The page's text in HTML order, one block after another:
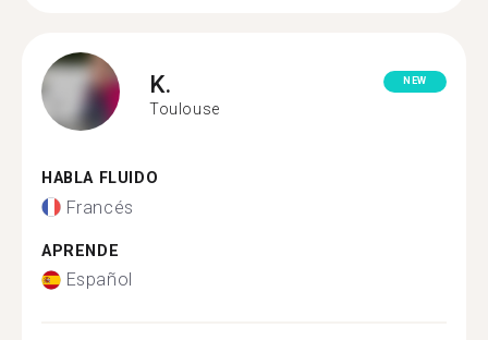
K.
Toulouse
NEW
HABLA FLUIDO
Francés
APRENDE
Español